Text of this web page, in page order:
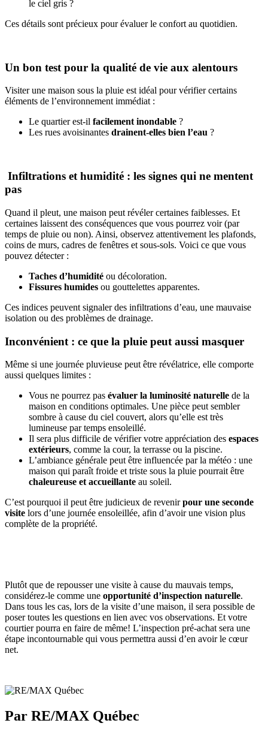
le ciel gris ?
Ces détails sont précieux pour évaluer le confort au quotidien.
Un bon test pour la qualité de vie aux alentours
Visiter une maison sous la pluie est idéal pour vérifier certains
éléments de l’environnement immédiat :
Le quartier est-il facilement inondable ?
Les rues avoisinantes drainent-elles bien l’eau ?
Infiltrations et humidité : les signes qui ne mentent
pas
Quand il pleut, une maison peut révéler certaines faiblesses. Et
certaines laissent des conséquences que vous pourrez voir (par
temps de pluie ou non). Ainsi, observez attentivement les plafonds,
coins de murs, cadres de fenêtres et sous-sols. Voici ce que vous
pouvez détecter :
Taches d’humidité ou décoloration.
Fissures humides ou gouttelettes apparentes.
Ces indices peuvent signaler des infiltrations d’eau, une mauvaise
isolation ou des problèmes de drainage.
Inconvénient : ce que la pluie peut aussi masquer
Même si une journée pluvieuse peut être révélatrice, elle comporte
aussi quelques limites :
Vous ne pourrez pas évaluer la luminosité naturelle de la
maison en conditions optimales. Une pièce peut sembler
sombre à cause du ciel couvert, alors qu’elle est très
lumineuse par temps ensoleillé.
Il sera plus difficile de vérifier votre appréciation des espaces
extérieurs, comme la cour, la terrasse ou la piscine.
L’ambiance générale peut être influencée par la météo : une
maison qui paraît froide et triste sous la pluie pourrait être
chaleureuse et accueillante au soleil.
C’est pourquoi il peut être judicieux de revenirpour une seconde
visite lors d’une journée ensoleillée, afin d’avoir une vision plus
complète de la propriété.
Plutôt que de repousser une visite à cause du mauvais temps,
considérez-le comme une opportunité d’inspection naturelle.
Dans tous les cas, lors de la visite d’une maison, il sera possible de
poser toutes les questions en lien avec vos observations. Et votre
courtier pourra en faire de même! L’inspection pré-achat sera une
étape incontournable qui vous permettra aussi d’en avoir le cœur
net.
Par RE/MAX Québec